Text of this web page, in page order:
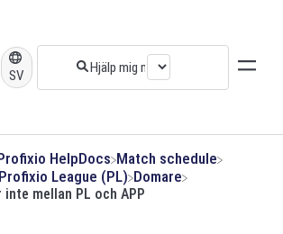
SV
HelpDocs ​Match schedule
​Profixio League (PL) ​Domare
inte mellan PL och APP